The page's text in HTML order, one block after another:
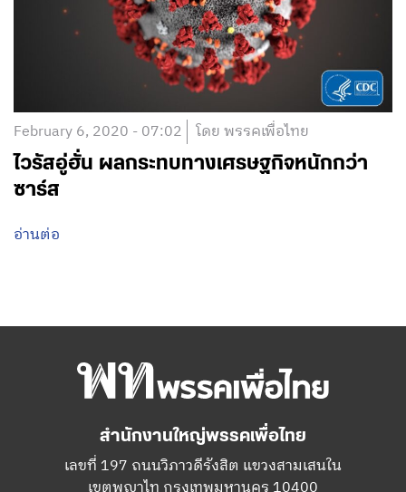
February 6, 2020 - 07:02 โดย พรรคเพื่อไทย
ไวรัสอู่ฮั่น ผลกระทบทางเศรษฐกิจหนักกว่า
ซาร์ส
อ่านต่อ
สำนักงานใหญ่พรรคเพื่อไทย
เลขที่ 197 ถนนวิภาวดีรังสิต แขวงสามเสนใน